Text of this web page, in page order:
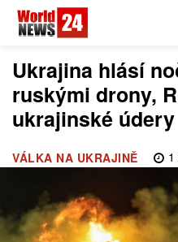
Ukrajina hlásí
ruskými drony,
ukrajinské údery
VÁLKA NA UKRAJINĚ 1